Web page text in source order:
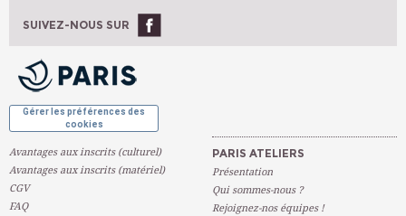
Ateliers À L'année
SUIVEZ-NOUS SUR
Gérer les préférences des
cookies
Avantages aux inscrits (culturel)
Avantages aux inscrits (matériel)
CGV
FAQ
PARIS ATELIERS
Présentation
Qui sommes-nous ?
Rejoignez-nos équipes !